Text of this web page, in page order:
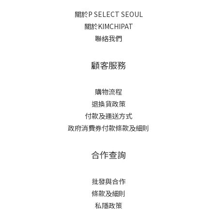
關於P SELECT SEOUL
關於KIMCHIPAT
聯絡我們
顧客服務
購物流程
退換貨政策
付款及運送方式
政府消費券付款條款及細則
合作查詢
批發與合作
條款及細則
私隱政策